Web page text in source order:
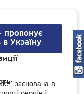
пропонує
в Україну
заснована в